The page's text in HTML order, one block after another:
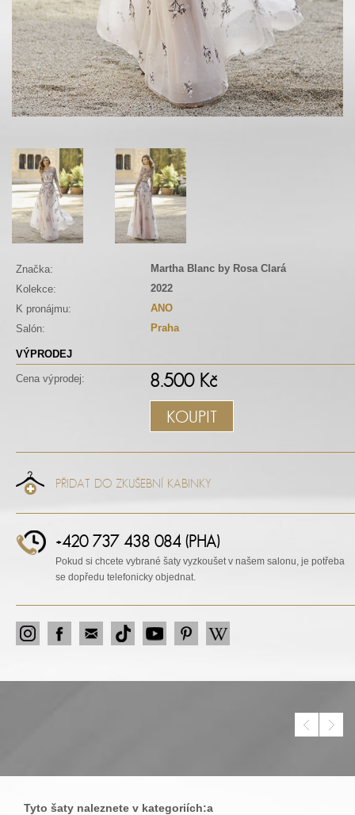
Značka:
Martha Blanc by Rosa Clará
Kolekce:
2022
K pronájmu:
ANO
Salón:
Praha
VÝPRODEJ
Cena výprodej: 8.500 Kč
KOUPIT
PŘIDAT DO ZKUŠEBNÍ KABINKY
+420 737 438 084 (PHA)
Pokud si chcete vybrané šaty vyzkoušet v našem salonu, je potřeba
se dopředu telefonicky objednat.
Tyto šaty naleznete v kategoriích:a